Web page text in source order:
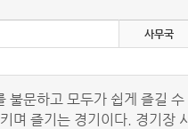
사무국
불문하고 모두가 쉽게 즐길
며 즐기는 경기이다. 경기장